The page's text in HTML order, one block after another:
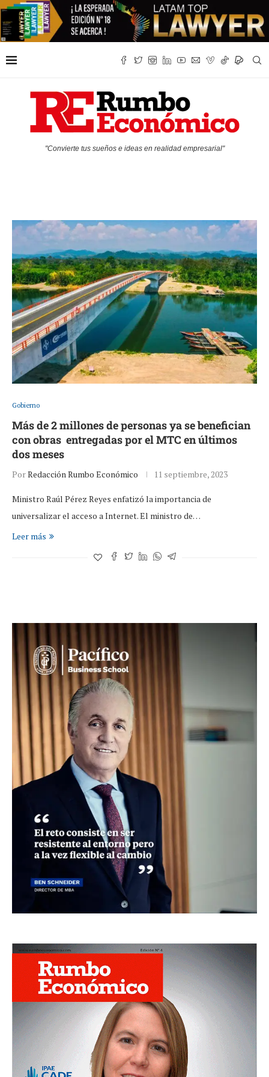
"Convierte tus sueños e ideas en realidad empresarial"
Gobierno
Más de 2 millones de personas ya se benefician
con obras entregadas por el MTC en últimos
dos meses
PorRedacción Rumbo Económico 11 septiembre, 2023
Ministro Raúl Pérez Reyes enfatizó la importancia de
universalizar el acceso a Internet. El ministro de…
Leer más